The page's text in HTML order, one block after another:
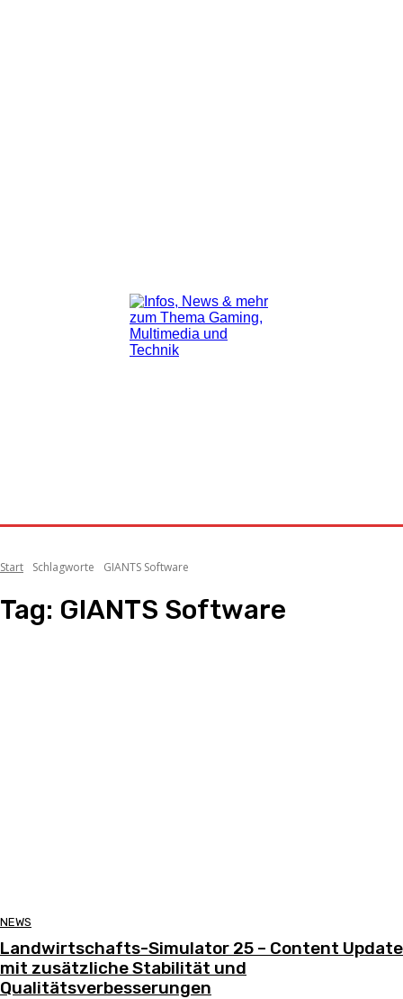
Start Schlagworte GIANTS Software
Tag: GIANTS Software
NEWS
Landwirtschafts-Simulator 25 – Content Update
mit zusätzliche Stabilität und
Qualitätsverbesserungen